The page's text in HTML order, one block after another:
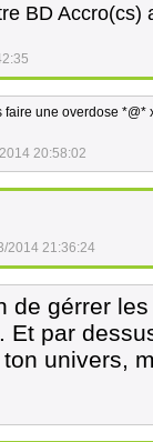
BD Accro(cs)
faire une overdose *@*
20:58:02
2014 21:36:24
de gérrer
Et par
univers,